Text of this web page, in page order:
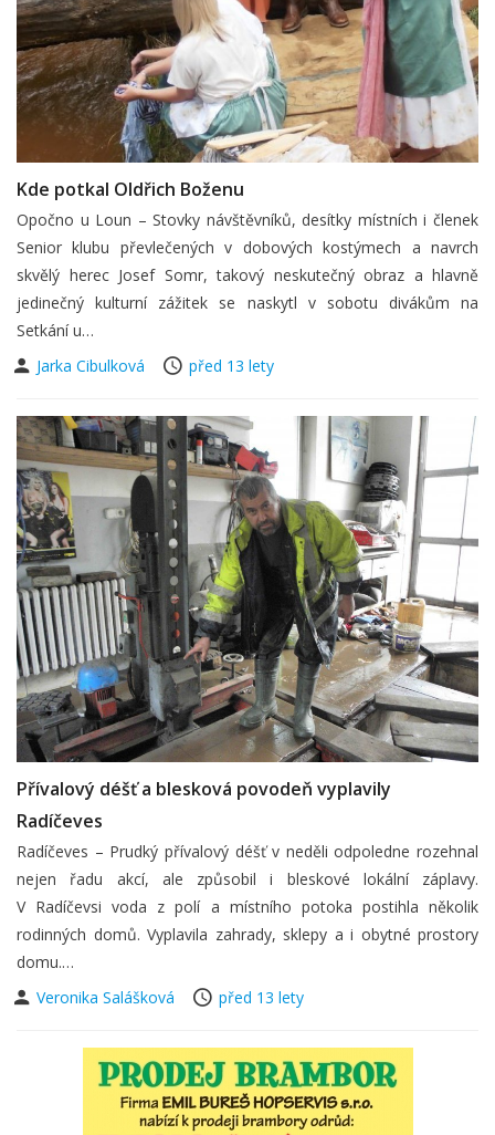
Kde potkal Oldřich Boženu
Opočno u Loun – Stovky návštěvníků, desítky místních i členek
Senior klubu převlečených v dobových kostýmech a navrch
skvělý herec Josef Somr, takový neskutečný obraz a hlavně
jedinečný kulturní zážitek se naskytl v sobotu divákům na
Setkání u…
Jarka Cibulková
před 13 lety
Přívalový déšť a blesková povodeň vyplavily
Radíčeves
Radíčeves – Prudký přívalový déšť v neděli odpoledne rozehnal
nejen řadu akcí, ale způsobil i bleskové lokální záplavy.
V Radíčevsi voda z polí a místního potoka postihla několik
rodinných domů. Vyplavila zahrady, sklepy a i obytné prostory
domu.…
Veronika Salášková
před 13 lety